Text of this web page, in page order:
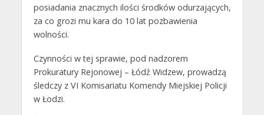
posiadania znacznych ilości środków odurzających,
za co grozi mu kara do 10 lat pozbawienia
wolności.
Czynności w tej sprawie, pod nadzorem
Prokuratury Rejonowej – Łódź Widzew, prowadzą
śledczy z VI Komisariatu Komendy Miejskiej Policji
w Łodzi.